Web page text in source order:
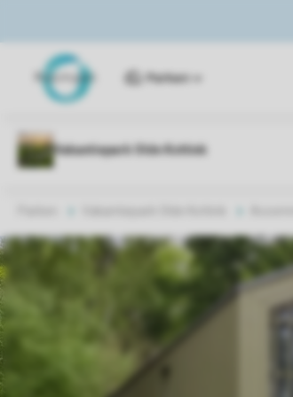
Parken